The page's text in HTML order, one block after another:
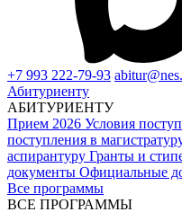
+7 993 222-79-93
Абитуриенту
АБИТУРИЕНТУ
Прием 2026 Условия
поступления в
аспирантуру Гранты и
документы Официальные
Все программы
ВСЕ ПРОГРАММЫ